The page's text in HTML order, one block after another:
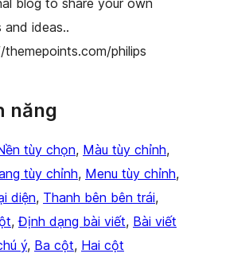
blog to share your own
and ideas..
philips
năng
tùy chọn, Màu tùy chỉnh
tùy chỉnh, Menu tùy chỉnh
diện, Thanh bên bên trái
, Định dạng bài viết, Bài viết
ý, Ba cột, Hai cột